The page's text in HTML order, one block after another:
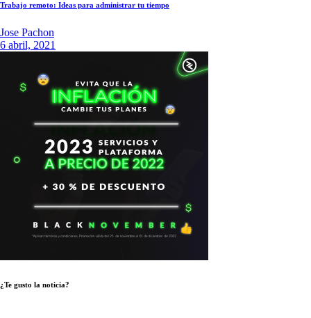
Trabajo remoto: Ideas para administrar tu tiempo
Jose Pachon
6 abril, 2021
¿Te gusto la noticia?